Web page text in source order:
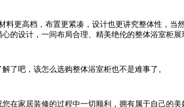
更高档，布置更紧凑，设计也更讲究整体性，当
的设计，一间布局合理、精美绝伦的整体浴室柜
吧，该怎么选购整体浴室柜也不是难事了。
家居装修的过程中一切顺利，拥有属于自己的美